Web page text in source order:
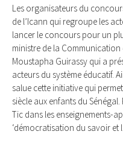
Les organisateurs du
de l’Icann qui regroupe les
lancer le concours pour un
ministre de la
Moustapha Guirassy qui a
acteurs du système éducatif.
salue cette initiative qui
siècle aux enfants du
Tic dans les enseignements-
‘démocratisation du savoir et